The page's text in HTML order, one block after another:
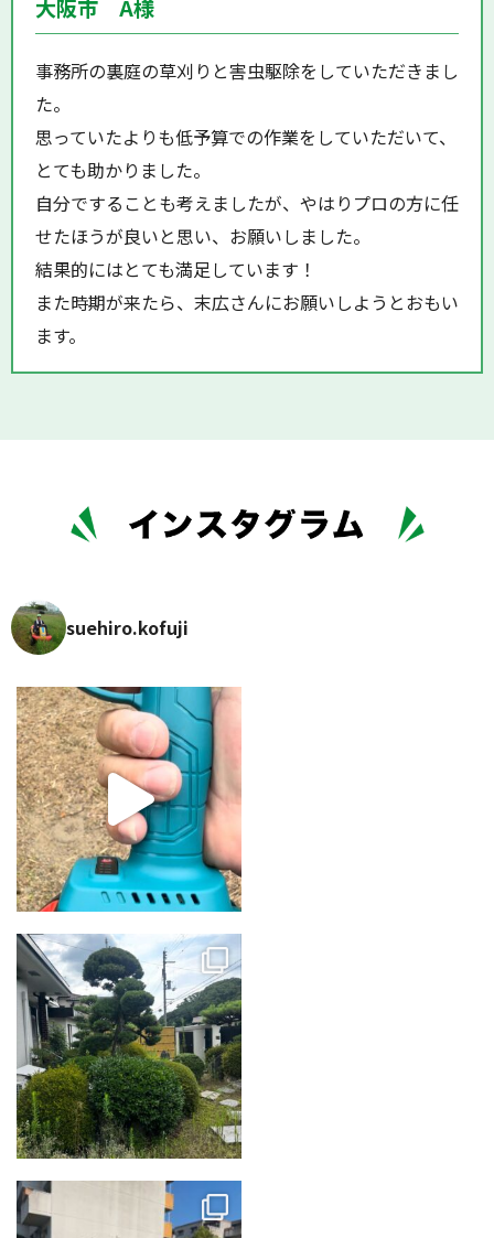
大阪市 A様
事務所の裏庭の草刈りと害虫駆除をしていただきまし
た。
思っていたよりも低予算での作業をしていただいて、
とても助かりました。
自分ですることも考えましたが、やはりプロの方に任
せたほうが良いと思い、お願いしました。
結果的にはとても満足しています！
また時期が来たら、末広さんにお願いしようとおもい
ます。
suehiro.kofuji